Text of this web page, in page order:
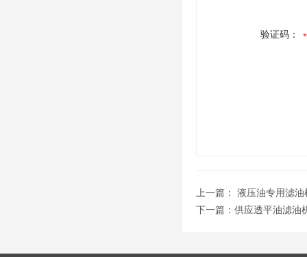
验证码：
上一篇： 液压油专用滤油
下一篇： 供应透平油滤油